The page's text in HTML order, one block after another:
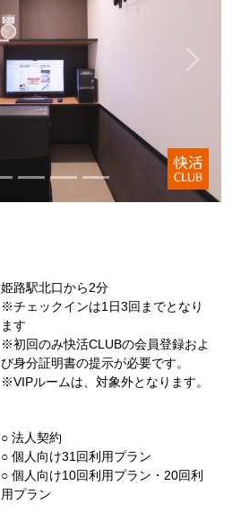
姫路駅北口から2分
※チェックインは1日3回までとなり
ます
※初回のみ快活CLUBの会員登録およ
び身分証明書の提示が必要です。
※VIPルームは、対象外となります。
○︎ 法人契約
○︎ 個人向け31回利用プラン
○︎ 個人向け10回利用プラン・20回利
用プラン